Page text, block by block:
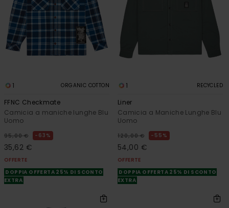
1 ORGANIC COTTON
FFNC Checkmate
Camicia a maniche lunghe Blu
Uomo
95,00 € 63%
35,62 €
OFFERTE
DOPPIA OFFERTA 25% DI SCONTO
EXTRA
1 RECYCLED
Liner
Camicia a Maniche Lunghe Blu
Uomo
120,00 € 55%
54,00 €
OFFERTE
DOPPIA OFFERTA 25% DI SCONTO
EXTRA